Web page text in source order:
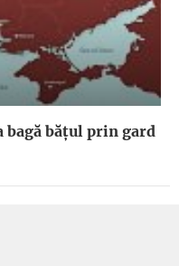
bagă băţul prin gard